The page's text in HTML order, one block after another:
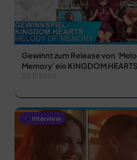
Gewinnt zum Release von
Memory’ ein KINGDOM
Interview